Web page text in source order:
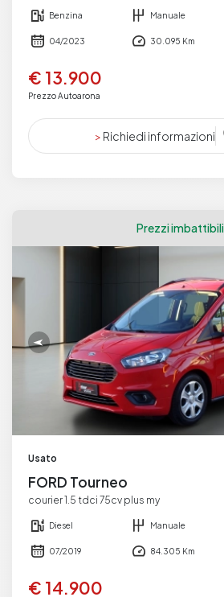
Benzina Manuale
04/2023 30.095 Km
€ 13.900
Prezzo Autoarona
> Richiedi informazioni
Prezzi imbattibili
Usato
FORD Tourneo
courier 1.5 tdci 75cv plus my
Diesel Manuale
07/2019 84.305 Km
€ 14.900